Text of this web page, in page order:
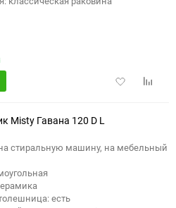
Добавить
Misty Гавана 120 D L
стиральную машину, на мебельный
есть